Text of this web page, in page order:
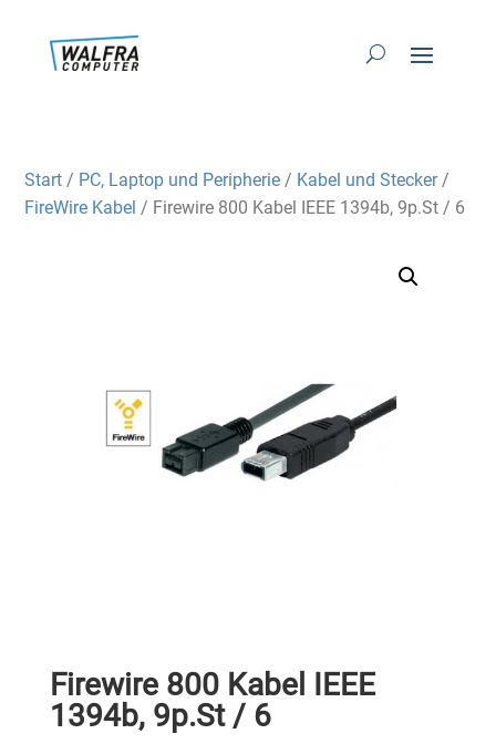
Start / PC, Laptop und Peripherie / Kabel und Stecker/
FireWire Kabel / Firewire 800 Kabel IEEE 1394b, 9p.St / 6
Firewire 800 Kabel IEEE
1394b, 9p.St / 6